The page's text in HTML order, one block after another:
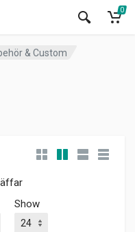
0
& Custom
Show